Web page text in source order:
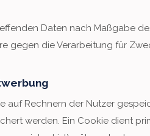
Daten nach Maßgabe
gegen die Verarbeitung für
auf Rechnern der Nutzer
werden. Ein Cookie dient